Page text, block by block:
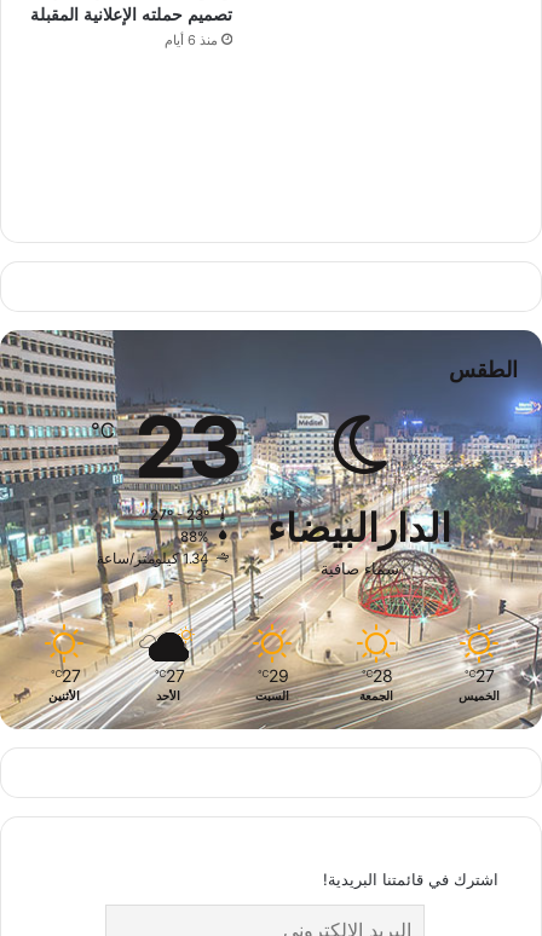
تصميم حملته الإعلانية المقبلة
منذ 6 أيام
الطقس
الدارالبيضاء
سماء صافية
23
℃
27º - 23º
88%
1.34 كيلومتر/ساعة
27
℃
الخميس
28
℃
الجمعة
29
℃
السبت
27
℃
الأحد
27
℃
الأثنين
اشترك في قائمتنا البريدية!